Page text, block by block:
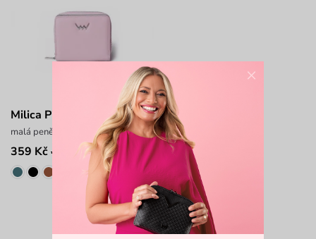
Milica Pink
malá peněženka z hladkého materiálu
359 Kč 499 Kč
Viděli jste 3 z 3 produktů
×